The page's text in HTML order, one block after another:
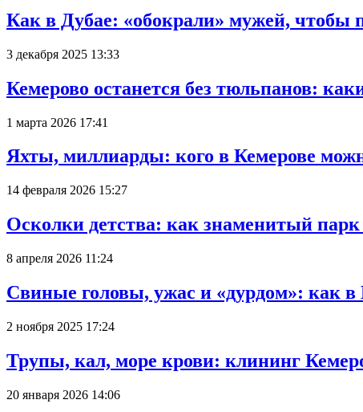
Как в Дубае: «обокрали» мужей, чтобы
3 декабря 2025 13:33
Кемерово останется без тюльпанов:
1 марта 2026 17:41
Яхты, миллиарды: кого в Кемерове
14 февраля 2026 15:27
Осколки детства: как знаменитый
8 апреля 2026 11:24
Свиные головы, ужас и «дурдом»: как
2 ноября 2025 17:24
Трупы, кал, море крови: клининг
20 января 2026 14:06